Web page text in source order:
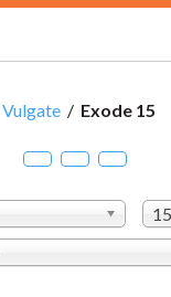
Vulgate / Exode 15
15